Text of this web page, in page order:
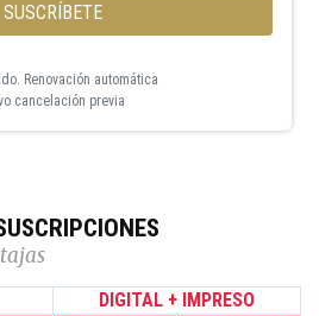
SUSCRÍBETE
Renovación automática
cancelación previa
DIGITAL + IMPRESO